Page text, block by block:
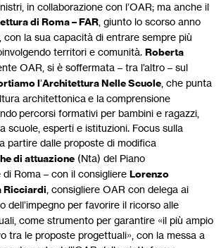
in collaborazione con l’OAR; ma anche il
di Roma – FAR , giunto lo scorso anno
con la sua capacità di entrare sempre più
territori e comunità. Roberta
OAR, si è soffermata – tra l’altro – sul
l’Architettura Nelle Scuole , che punta
architettonica e la comprensione
percorsi formativi per bambini e ragazzi,
scuole, esperti e istituzioni. Focus sulla
partire dalle proposte di modifica
di attuazione (Nta) del Piano
Roma – con il consigliere Lorenzo
Ricciardi , consigliere OAR con delega ai
dell’impegno per favorire il ricorso alle
come strumento per garantire «il più ampio
tra le proposte progettuali», con la messa a